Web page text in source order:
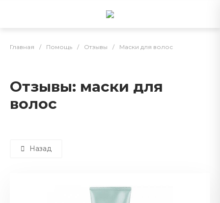
Главная / Помощь / Отзывы / Маски для волос
Отзывы: маски для
волос
Назад